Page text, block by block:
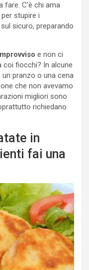
fare. C’è chi ama
per stupire i
sicuro, preparando
e non ci
coi fiocchi? In alcune
pranzo o una cena
che non avevamo
migliori sono
richiedano
in
fai una